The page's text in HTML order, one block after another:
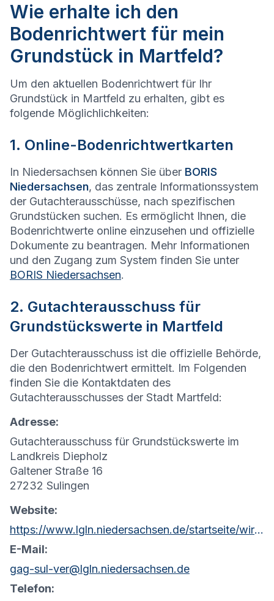
Wie erhalte ich den
Bodenrichtwert für mein
Grundstück in Martfeld?
Um den aktuellen Bodenrichtwert für Ihr
Grundstück in Martfeld zu erhalten, gibt es
folgende Möglichlichkeiten:
1. Online-Bodenrichtwertkarten
In Niedersachsen können Sie über BORIS
Niedersachsen, das zentrale Informationssystem
der Gutachterausschüsse, nach spezifischen
Grundstücken suchen. Es ermöglicht Ihnen, die
Bodenrichtwerte online einzusehen und offizielle
Dokumente zu beantragen. Mehr Informationen
und den Zugang zum System finden Sie unter
BORIS Niedersachsen.
2. Gutachterausschuss für
Grundstückswerte in Martfeld
Der Gutachterausschuss ist die offizielle Behörde,
die den Bodenrichtwert ermittelt. Im Folgenden
finden Sie die Kontaktdaten des
Gutachterausschusses der Stadt Martfeld:
Adresse:
Gutachterausschuss für Grundstückswerte im
Landkreis Diepholz
Galtener Straße 16
27232 Sulingen
Website:
https://www.lgln.niedersachsen.de/startseite/wir_uber_uns_amp_organisation/organisation_amp_kontakt/rd_sulingen_verden/geschaftsstelle_gutachterausschuss/geschaftsstelle-gutachterausschuss-102120.html
E-Mail:
gag-sul-ver@lgln.niedersachsen.de
Telefon: